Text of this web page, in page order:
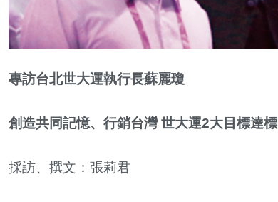
專訪台北世大運執行長蘇麗瓊
創造共同記憶、行銷台灣 世大運2大目標達標
採訪、撰文：張莉君